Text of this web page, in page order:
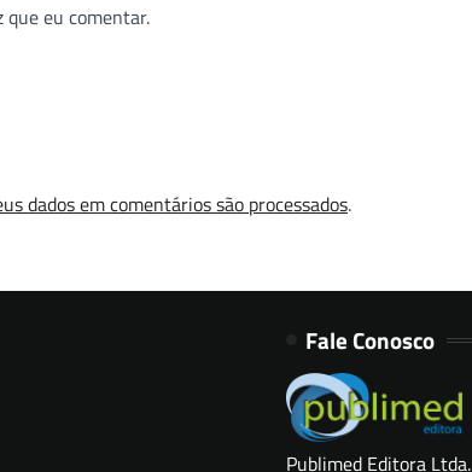
que eu comentar.
dados em comentários são processados.
Fale Conosco
Publimed Editora Ltda.